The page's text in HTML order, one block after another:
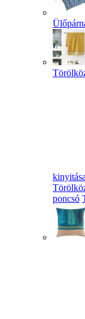
kinyitása
poncsó